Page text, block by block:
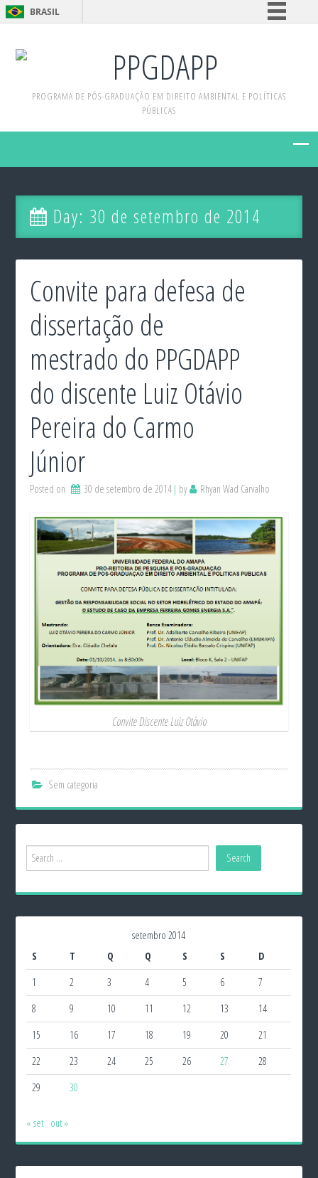
BRASIL
Comunica BR
Participe
Acesso à informação
PPGDAPP
PROGRAMA DE PÓS-GRADUAÇÃO EM DIREITO AMBIENTAL E POLÍTICAS
PÚBLICAS
Day: 30 de setembro de 2014
Convite para defesa de
dissertação de
mestrado do PPGDAPP
do discente Luiz Otávio
Pereira do Carmo
Júnior
Posted on 30 de setembro de 2014 by Rhyan Wad Carvalho
Convite Discente Luiz Otávio
Sem categoria
setembro 2014
S
T Q Q S S
D
1
2 3 4 5 6
7
8
9 10 11 12 13
14
15
16 17 18 19 20
21
22
23 24 25 26 27
28
29
30
« set out »